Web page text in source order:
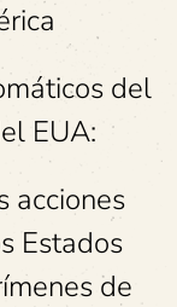
del
EUA:
acciones
Estados
de